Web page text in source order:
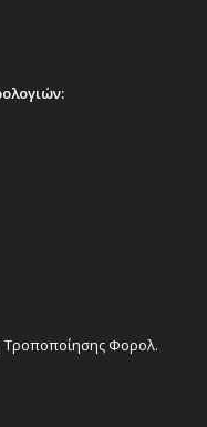
Τροποποίησης Φορολ.